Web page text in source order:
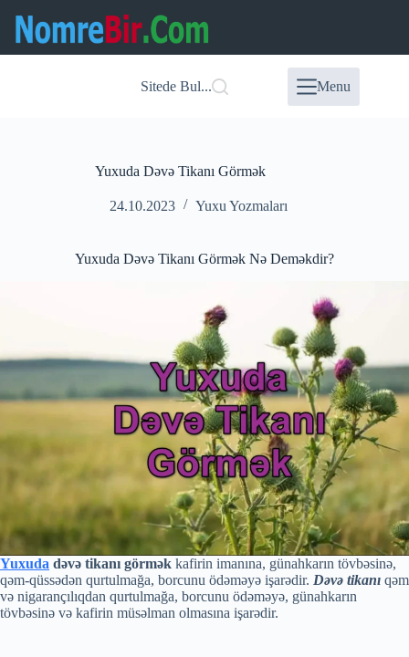
content
Sitede Bul... Menu
Yuxuda Dəvə Tikanı Görmək
24.10.2023 Yuxu Yozmaları
Yuxuda Dəvə Tikanı Görmək Nə Deməkdir?
Yuxuda dəvə tikanı görmək kafirin imanına, günahkarın tövbəsinə,
qəm-qüssədən qurtulmağa, borcunu ödəməyə işarədir. Dəvə tikanı qəm
və nigarançılıqdan qurtulmağa, borcunu ödəməyə, günahkarın
tövbəsinə və kafirin müsəlman olmasına işarədir.